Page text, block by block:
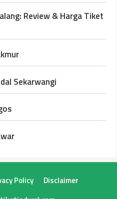
Review & Harga Tiket
Sekarwangi
Policy
Disclaimer